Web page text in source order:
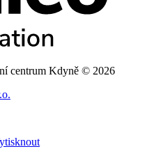
centrum Kdyně © 2026